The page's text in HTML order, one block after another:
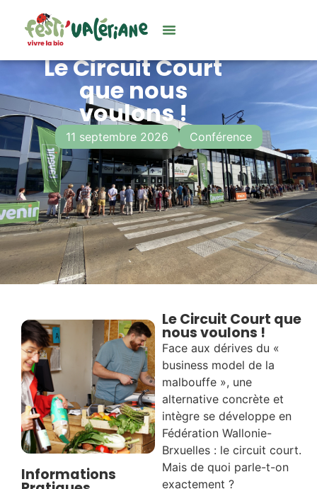
Le Circuit Court
que nous
voulons !
11 septembre 2026 Conférence
Informations
Le Circuit Court que
nous voulons !
Face aux dérives du «
business model de la
malbouffe », une
alternative concrète et
intègre se développe en
Fédération Wallonie-
Brxuelles : le circuit court.
Mais de quoi parle-t-on
exactement ?